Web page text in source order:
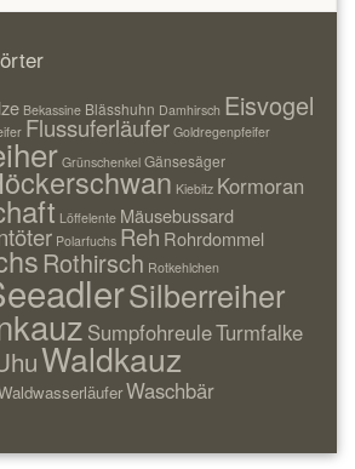
Bekassine Blässhuhn Damhirsch Eisvogel
Flussuferläufer Goldregenpfeifer
Grünschenkel Gänsesäger
Kiebitz Kormoran
Löffelente Mäusebussard
Polarfuchs Reh Rohrdommel
Rothirsch Rotkehlchen
Silberreiher
SumpfohreuleTurmfalke
Waldkauz
Waschbär